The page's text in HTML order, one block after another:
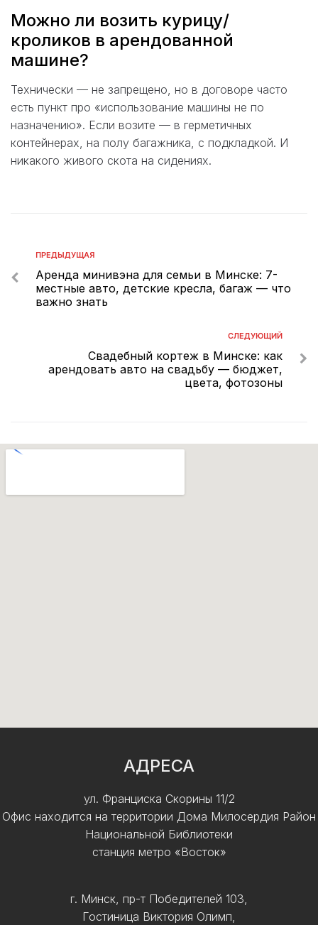
Можно ли возить курицу/
кроликов в арендованной
машине?
Технически — не запрещено, но в договоре часто
есть пункт про «использование машины не по
назначению». Если возите — в герметичных
контейнерах, на полу багажника, с подкладкой. И
никакого живого скота на сидениях.
ПРЕДЫДУЩАЯ
Аренда минивэна для семьи в Минске: 7-
местные авто, детские кресла, багаж — что
важно знать
СЛЕДУЮЩИЙ
Свадебный кортеж в Минске: как
арендовать авто на свадьбу — бюджет,
цвета, фотозоны
АДРЕСА
ул. Франциска Скорины 11/2
Офис находится на территории Дома Милосердия Район
Национальной Библиотеки
станция метро «Восток»
г. Минск, пр-т Победителей 103,
Гостиница Виктория Олимп,